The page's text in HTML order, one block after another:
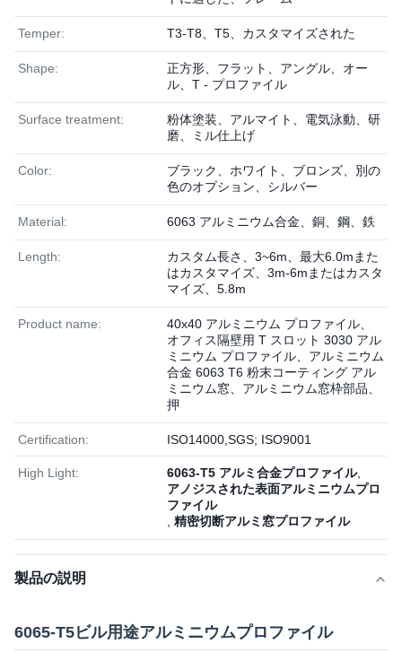
Temper: T3-T8、T5、カスタマイズされた
Shape:
正方形、フラット、アングル、オー
ル、T - プロファイル
Surface treatment:
粉体塗装、アルマイト、電気泳動、研
磨、ミル仕上げ
Color:
ブラック、ホワイト、ブロンズ、別の
色のオプション、シルバー
Material: 6063 アルミニウム合金、銅、鋼、鉄
Length:
カスタム長さ、3~6m、最大6.0mまた
はカスタマイズ、3m-6mまたはカスタ
マイズ、5.8m
Product name:
40x40 アルミニウム プロファイル、
オフィス隔壁用 T スロット 3030 アル
ミニウム プロファイル、アルミニウム
合金 6063 T6 粉末コーティング アル
ミニウム窓、アルミニウム窓枠部品、
押
Certification: ISO14000,SGS; ISO9001
High Light: 6063-T5 アルミ合金プロファイル,
アノジスされた表面アルミニウムプロ
ファイル
精密切断アルミ窓プロファイル
製品の説明
6065-T5ビル用途アルミニウムプロファイル